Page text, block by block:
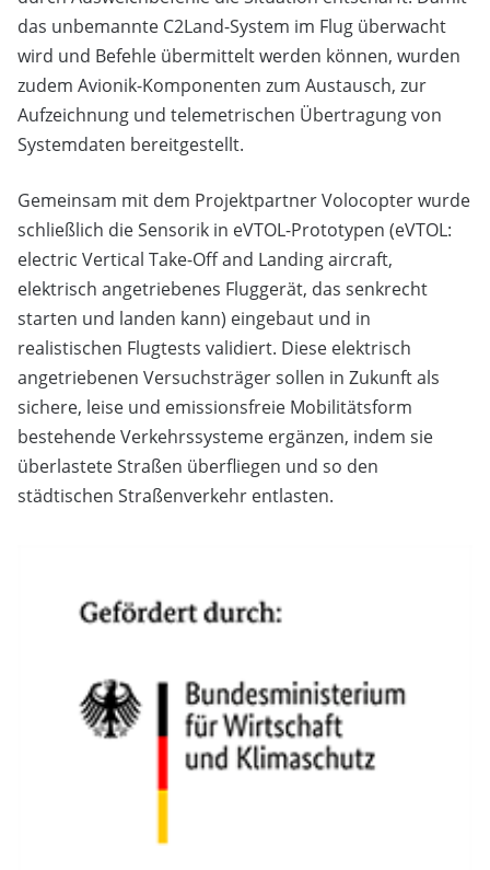
das unbemannte C2Land-System im Flug überwacht
wird und Befehle übermittelt werden können, wurden
zudem Avionik-Komponenten zum Austausch, zur
Aufzeichnung und telemetrischen Übertragung von
Systemdaten bereitgestellt.
Gemeinsam mit dem Projektpartner Volocopter wurde
schließlich die Sensorik in eVTOL-Prototypen (eVTOL:
electric Vertical Take-Off and Landing aircraft,
elektrisch angetriebenes Fluggerät, das senkrecht
starten und landen kann) eingebaut und in
realistischen Flugtests validiert. Diese elektrisch
angetriebenen Versuchsträger sollen in Zukunft als
sichere, leise und emissionsfreie Mobilitätsform
bestehende Verkehrssysteme ergänzen, indem sie
überlastete Straßen überfliegen und so den
städtischen Straßenverkehr entlasten.